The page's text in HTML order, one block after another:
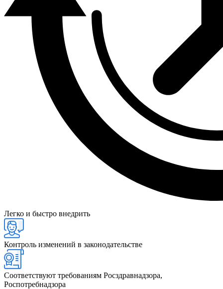
Легко и быстро внедрить
Контроль изменений в законодательстве
Соответствуют требованиям Росздравнадзора,
Роспотребнадзора